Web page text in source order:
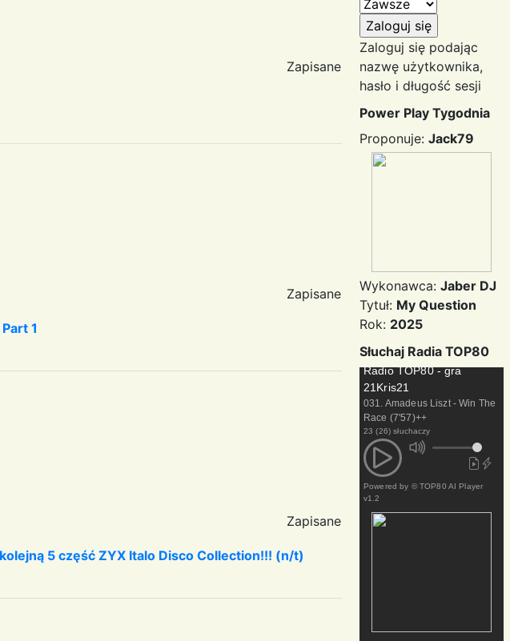
Zapisane
Zapisane
1
Zapisane
5 część ZYX Italo Disco Collection!!! (n/t)
Zaloguj się podając
nazwę użytkownika,
hasło i długość sesji
Power Play Tygodnia
Proponuje: Jack79
Wykonawca: Jaber DJ
Tytuł: My Question
Rok: 2025
Słuchaj Radia TOP80
Radio TOP80 - gra
21Kris21
031. Amadeus Liszt - Win The
Race (7'57)++
23 (26) słuchaczy
Powered by © TOP80 AI Player
v1.2